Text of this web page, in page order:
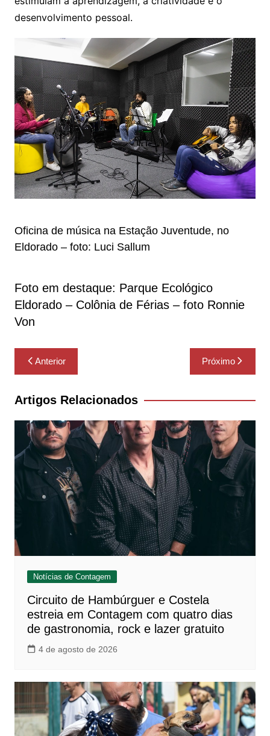
desenvolvimento pessoal.
Oficina de música na Estação Juventude, no
Eldorado – foto: Luci Sallum
Foto em destaque: Parque Ecológico
Eldorado – Colônia de Férias – foto Ronnie
Von
Navegação
de
Post
Anterior Próximo
Artigos Relacionados
Notícias de Contagem
Circuito de Hambúrguer e Costela
estreia em Contagem com quatro dias
de gastronomia, rock e lazer gratuito
4 de agosto de 2026